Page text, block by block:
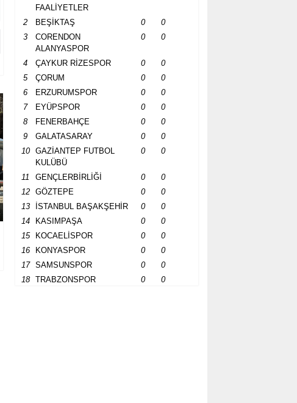
FAALİYETLER
2 BEŞİKTAŞ 0
0
3
CORENDON
ALANYASPOR
0 0
4 ÇAYKUR RİZESPOR 0
0
5
ÇORUM 0
0
6
ERZURUMSPOR 0
0
7
EYÜPSPOR 0
0
8
FENERBAHÇE 0
0
9
GALATASARAY 0
0
10
GAZİANTEP FUTBOL
KULÜBÜ
0 0
11 GENÇLERBİRLİĞİ 0
0
12
GÖZTEPE 0
0
13
İSTANBUL BAŞAKŞEHİR 0
0
14
KASIMPAŞA 0
0
15
KOCAELİSPOR 0
0
16
KONYASPOR 0
0
17
SAMSUNSPOR 0
0
18
TRABZONSPOR 0 0